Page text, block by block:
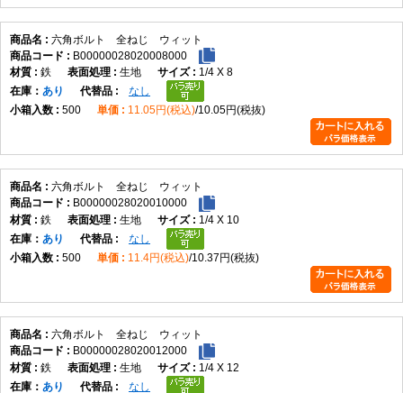
六角ボルト 全ねじ ウィット
B00000028020008000
鉄
生地
1/4 X 8
在庫
あり
なし
500
11.05円(税込) 10.05円(税抜)
六角ボルト 全ねじ ウィット
B00000028020010000
鉄
生地
1/4 X 10
在庫
あり
なし
500
11.4円(税込) 10.37円(税抜)
六角ボルト 全ねじ ウィット
B00000028020012000
鉄
生地
1/4 X 12
在庫
あり なし